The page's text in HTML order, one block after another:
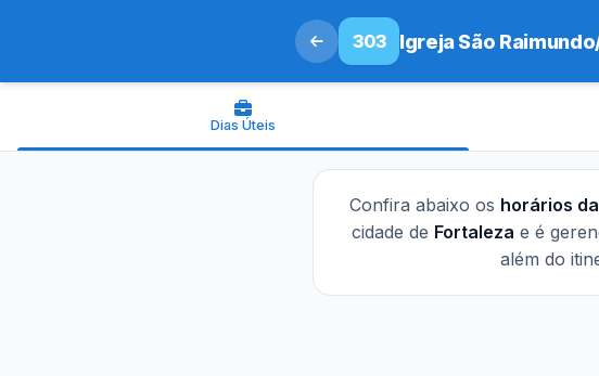
303 Igreja São
Dias Úteis
Confira abaixo os horários
cidade de Fortaleza e é
além do